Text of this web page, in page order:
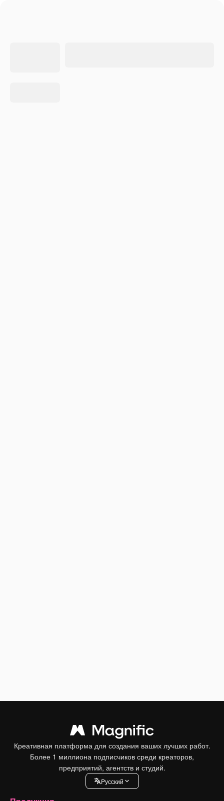
Креативная платформа для создания ваших лучших работ.
Более 1 миллиона подписчиков среди креаторов,
предприятий, агентств и студий.
Pусский